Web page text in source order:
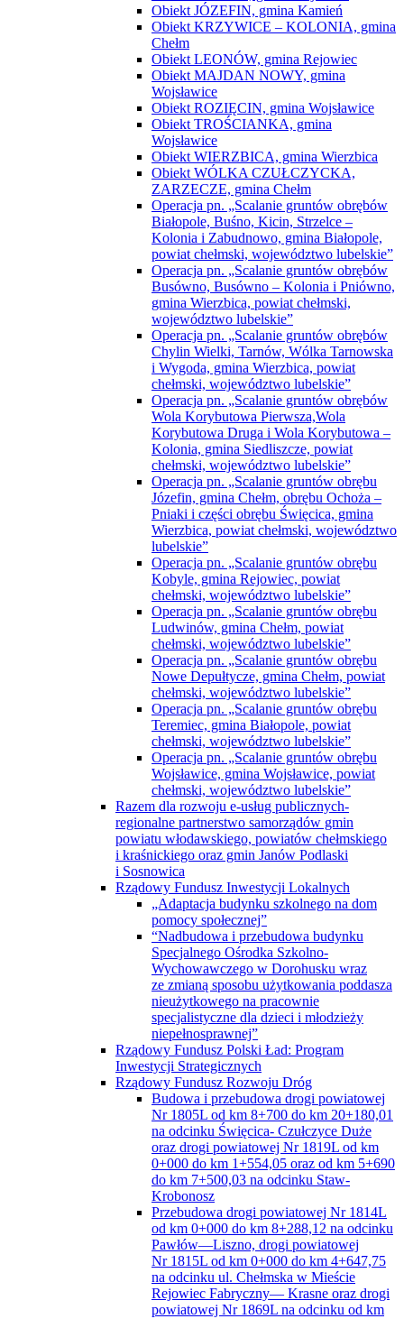
Obiekt JÓZEFIN, gmina Kamień
Obiekt KRZYWICE – KOLONIA, gmina
Chełm
Obiekt LEONÓW, gmina Rejowiec
Obiekt MAJDAN NOWY, gmina
Wojsławice
Obiekt ROZIĘCIN, gmina Wojsławice
Obiekt TROŚCIANKA, gmina
Wojsławice
Obiekt WIERZBICA, gmina Wierzbica
Obiekt WÓLKA CZUŁCZYCKA,
ZARZECZE, gmina Chełm
Operacja pn. „Scalanie gruntów obrębów
Białopole, Buśno, Kicin, Strzelce –
Kolonia i Zabudnowo, gmina Białopole,
powiat chełmski, województwo lubelskie”
Operacja pn. „Scalanie gruntów obrębów
Busówno, Busówno – Kolonia i Pniówno,
gmina Wierzbica, powiat chełmski,
województwo lubelskie”
Operacja pn. „Scalanie gruntów obrębów
Chylin Wielki, Tarnów, Wólka Tarnowska
i Wygoda, gmina Wierzbica, powiat
chełmski, województwo lubelskie”
Operacja pn. „Scalanie gruntów obrębów
Wola Korybutowa Pierwsza,Wola
Korybutowa Druga i Wola Korybutowa –
Kolonia, gmina Siedliszcze, powiat
chełmski, województwo lubelskie”
Operacja pn. „Scalanie gruntów obrębu
Józefin, gmina Chełm, obrębu Ochoża –
Pniaki i części obrębu Święcica, gmina
Wierzbica, powiat chełmski, województwo
lubelskie”
Operacja pn. „Scalanie gruntów obrębu
Kobyle, gmina Rejowiec, powiat
chełmski, województwo lubelskie”
Operacja pn. „Scalanie gruntów obrębu
Ludwinów, gmina Chełm, powiat
chełmski, województwo lubelskie”
Operacja pn. „Scalanie gruntów obrębu
Nowe Depułtycze, gmina Chełm, powiat
chełmski, województwo lubelskie”
Operacja pn. „Scalanie gruntów obrębu
Teremiec, gmina Białopole, powiat
chełmski, województwo lubelskie”
Operacja pn. „Scalanie gruntów obrębu
Wojsławice, gmina Wojsławice, powiat
chełmski, województwo lubelskie”
Razem dla rozwoju e-usług publicznych-
regionalne partnerstwo samorządów gmin
powiatu włodawskiego, powiatów chełmskiego
i kraśnickiego oraz gmin Janów Podlaski
i Sosnowica
Rządowy Fundusz Inwestycji Lokalnych
„Adaptacja budynku szkolnego na dom
pomocy społecznej”
“Nadbudowa i przebudowa budynku
Specjalnego Ośrodka Szkolno-
Wychowawczego w Dorohusku wraz
ze zmianą sposobu użytkowania poddasza
nieużytkowego na pracownie
specjalistyczne dla dzieci i młodzieży
niepełnosprawnej”
Rządowy Fundusz Polski Ład: Program
Inwestycji Strategicznych
Rządowy Fundusz Rozwoju Dróg
Budowa i przebudowa drogi powiatowej
Nr 1805L od km 8+700 do km 20+180,01
na odcinku Święcica- Czułczyce Duże
oraz drogi powiatowej Nr 1819L od km
0+000 do km 1+554,05 oraz od km 5+690
do km 7+500,03 na odcinku Staw-
Krobonosz
Przebudowa drogi powiatowej Nr 1814L
od km 0+000 do km 8+288,12 na odcinku
Pawłów—Liszno, drogi powiatowej
Nr 1815L od km 0+000 do km 4+647,75
na odcinku ul. Chełmska w Mieście
Rejowiec Fabryczny— Krasne oraz drogi
powiatowej Nr 1869L na odcinku od km